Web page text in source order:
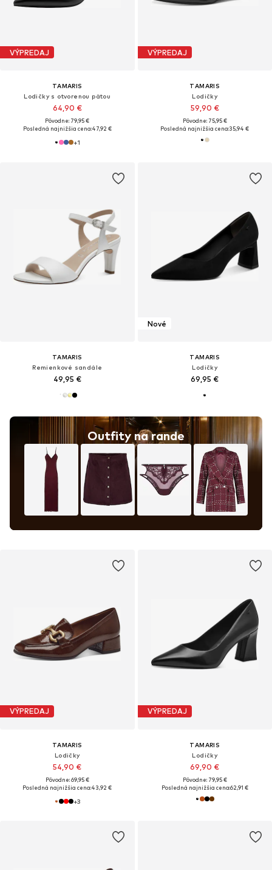
VÝPREDAJ
TAMARIS
Lodičky s otvorenou pätou
64,90 €
Pôvodne: 79,95 €
Posledná najnižšia cena:47,92 €
+1
VÝPREDAJ
TAMARIS
Lodičky
59,90 €
Pôvodne: 75,95 €
Posledná najnižšia cena:35,94 €
TAMARIS
Remienkové sandále
49,95 €
Outfity na rande
Nové
TAMARIS
Lodičky
69,95 €
VÝPREDAJ
TAMARIS
Lodičky
54,90 €
Pôvodne: 69,95 €
Posledná najnižšia cena:43,92 €
+3
VÝPREDAJ
TAMARIS
Lodičky
69,90 €
Pôvodne: 79,95 €
Posledná najnižšia cena:62,91 €